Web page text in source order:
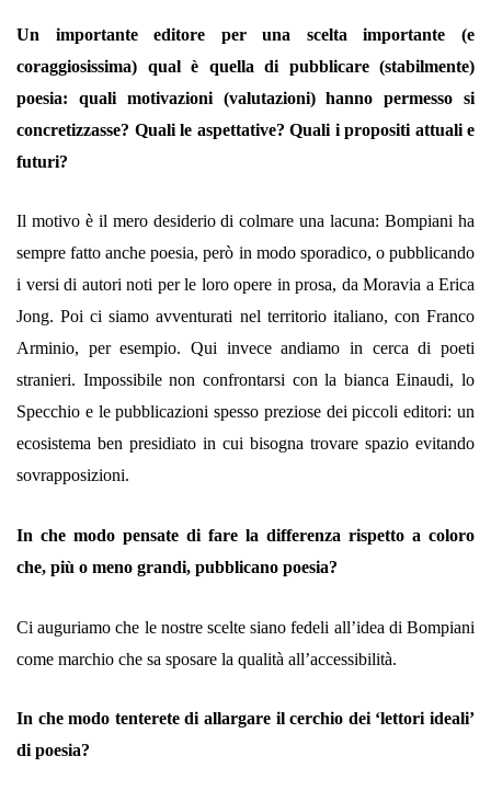
Un importante editore per una scelta importante (e
coraggiosissima) qual è quella di pubblicare (stabilmente)
poesia: quali motivazioni (valutazioni) hanno permesso si
concretizzasse? Quali le aspettative? Quali i propositi attuali e
futuri?
Il motivo è il mero desiderio di colmare una lacuna: Bompiani ha
sempre fatto anche poesia, però in modo sporadico, o pubblicando
i versi di autori noti per le loro opere in prosa, da Moravia a Erica
Jong. Poi ci siamo avventurati nel territorio italiano, con Franco
Arminio, per esempio. Qui invece andiamo in cerca di poeti
stranieri. Impossibile non confrontarsi con la bianca Einaudi, lo
Specchio e le pubblicazioni spesso preziose dei piccoli editori: un
ecosistema ben presidiato in cui bisogna trovare spazio evitando
sovrapposizioni.
In che modo pensate di fare la differenza rispetto a coloro
che, più o meno grandi, pubblicano poesia?
Ci auguriamo che le nostre scelte siano fedeli all’idea di Bompiani
come marchio che sa sposare la qualità all’accessibilità.
In che modo tenterete di allargare il cerchio dei ‘lettori ideali’
di poesia?